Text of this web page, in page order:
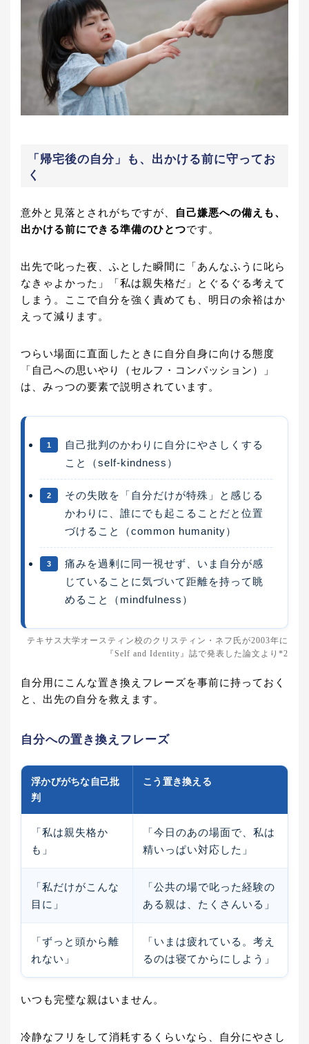
「帰宅後の自分」も、出かける前に守ってお
く
意外と見落とされがちですが、
自己嫌悪への備えも、
出かける前にできる準備のひとつです。
出先で叱った夜、ふとした瞬間に「あんなふうに叱ら
なきゃよかった」「私は親失格だ」とぐるぐる考えて
しまう。ここで自分を強く責めても、明日の余裕はか
えって減ります。
つらい場面に直面したときに自分自身に向ける態度
「自己への思いやり（セルフ・コンパッション）」
は、みっつの要素で説明されています。
1
自己批判のかわりに自分にやさしくする
こと（self-kindness）
2
その失敗を「自分だけが特殊」と感じる
かわりに、誰にでも起こることだと位置
づけること（common humanity）
3
痛みを過剰に同一視せず、いま自分が感
じていることに気づいて距離を持って眺
めること（mindfulness）
テキサス大学オースティン校のクリスティン・ネフ氏が2003年に
『Self and Identity』誌で発表した論文より*2
自分用にこんな置き換えフレーズを事前に持っておく
と、出先の自分を救えます。
自分への置き換えフレーズ
浮かびがちな自己批
判
こう置き換える
「私は親失格か
も」
「今日のあの場面で、私は
精いっぱい対応した」
「私だけがこんな
目に」
「公共の場で叱った経験の
ある親は、たくさんいる」
「ずっと頭から離
れない」
「いまは疲れている。考え
るのは寝てからにしよう」
いつも完璧な親はいません。
冷静なフリをして消耗するくらいなら、自分にやさし